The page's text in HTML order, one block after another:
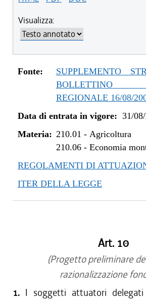
Visualizza:
Fonte:
SUPPLEMENTO
BOLLETTINO
REGIONALE 16/08/
Data di entrata in vigore: 31/
Materia: 210.01 - Agricoltura
210.06- Economia
REGOLAMENTI DI
ITER DELLA LEGGE
Art. 10
(Progetto preliminare
razionalizzazione
1. I soggetti attuatori delegati